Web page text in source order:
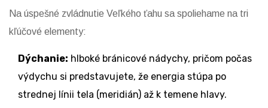
Na úspešné zvládnutie Veľkého ťahu sa spoliehame na tri
kľúčové elementy:
Dýchanie: hlboké bránicové nádychy, pričom počas
výdychu si predstavujete, že energia stúpa po
strednej línii tela (meridián) až k temene hlavy.